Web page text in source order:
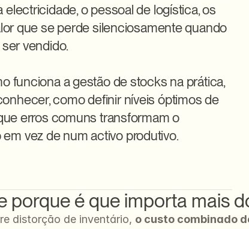
electricidade, o pessoal de logística, os
que se perde silenciosamente quando
vendido.
funciona a gestão de stocks na prática,
como definir níveis óptimos de
erros comuns transformam o
vez de num activo produtivo.
porque é que importa mais
distorção de inventário,